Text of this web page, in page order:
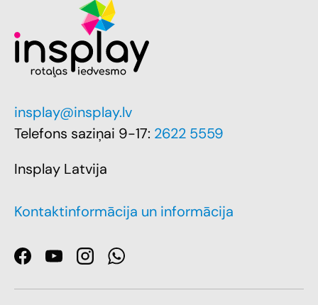
insplay@insplay.lv
Telefons saziņai 9-17: 2622 5559
Insplay Latvija
Kontaktinformācija un informācija
Facebook
YouTubeInstagramWhatsApp